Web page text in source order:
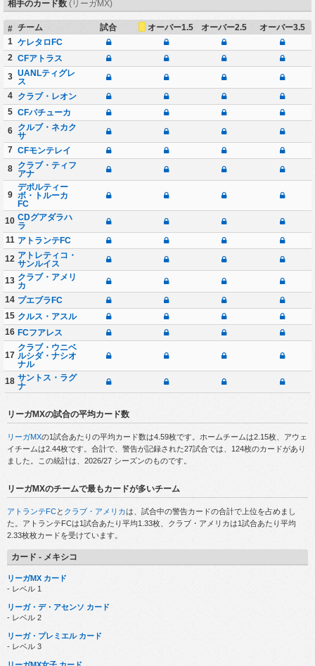
相手のカード数 (リーガMX)
# チーム 試合 オーバー1.5 オーバー2.5 オーバー3.5
1 ケレタロFC
2 CFアトラス
3
UANLティグレ
ス
4 クラブ・レオン
5 CFパチューカ
6
クルブ・ネカク
サ
7 CFモンテレイ
8
クラブ・ティフ
アナ
9
デポルティー
ボ・トルーカ
FC
10 CDグアダラハ
ラ
11 アトランテFC
12 アトレティコ・
サンルイス
13 クラブ・アメリ
カ
14 プエブラFC
15 クルス・アスル
16 FCフアレス
17
クラブ・ウニベ
ルシダ・ナシオ
ナル
18 サントス・ラグ
ナ
リーガMXの試合の平均カード数
リーガMXの1試合あたりの平均カード数は4.59枚です。ホームチームは2.15枚、アウェ
イチームは2.44枚です。合計で、警告が記録された27試合では、124枚のカードがあり
ました。この統計は、2026/27 シーズンのものです。
リーガMXのチームで最もカードが多いチーム
アトランテFCと クラブ・アメリカは、試合中の警告カードの合計で上位を占めまし
た。アトランテFCは1試合あたり平均1.33枚、クラブ・アメリカは1試合あたり平均
2.33枚枚カードを受けています。
カード - メキシコ
リーガMX カード
- レベル 1
リーガ・デ・アセンソ カード
- レベル 2
リーガ・プレミエル カード
- レベル 3